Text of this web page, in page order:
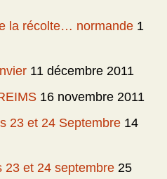
la récolte… normande 1
11 décembre 2011
16 novembre 2011
23 et 24 Septembre 14
23 et 24 septembre 25